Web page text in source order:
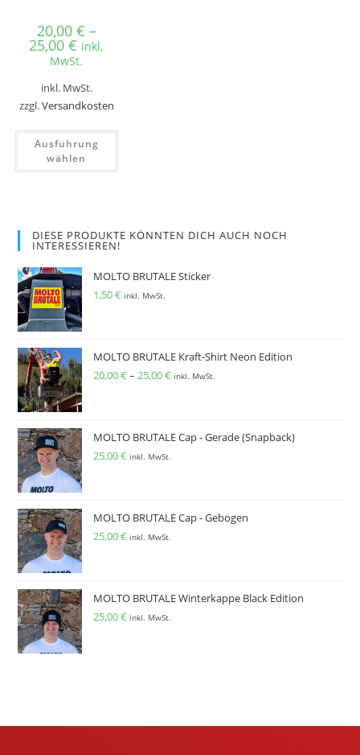
20,00 € –
25,00€ inkl.
MwSt.
inkl. MwSt.
zzgl.Versandkosten
Ausführung
wählen
DIESE PRODUKTE KÖNNTEN DICH AUCH NOCH
INTERESSIEREN!
MOLTO BRUTALE Sticker
1,50€ inkl. MwSt.
MOLTO BRUTALE Kraft-Shirt Neon Edition
20,00€ –25,00€ inkl. MwSt.
MOLTO BRUTALE Cap - Gerade (Snapback)
25,00€ inkl. MwSt.
MOLTO BRUTALE Cap - Gebogen
25,00€ inkl. MwSt.
MOLTO BRUTALE Winterkappe Black Edition
25,00€ inkl. MwSt.